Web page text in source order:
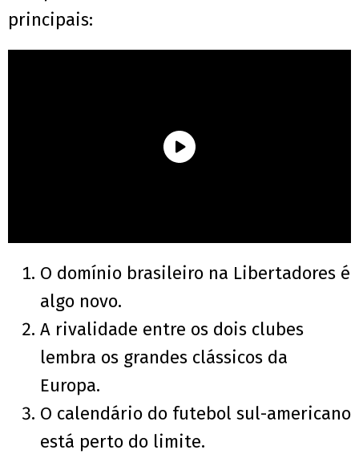
principais:
O domínio brasileiro na Libertadores é
algo novo.
A rivalidade entre os dois clubes
lembra os grandes clássicos da
Europa.
O calendário do futebol sul-americano
está perto do limite.